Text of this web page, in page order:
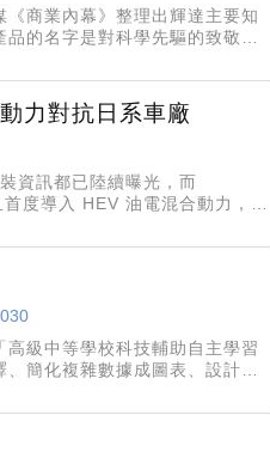
商業內幕》整理出輝達主要知
的名字是對科學先驅的致敬。
力對抗日系車廠
資訊都已陸續曝光，而
度導入 HEV 油電混合動力，有
級中等學校科技輔助自主學習
簡化複雜數據成圖表、設計程